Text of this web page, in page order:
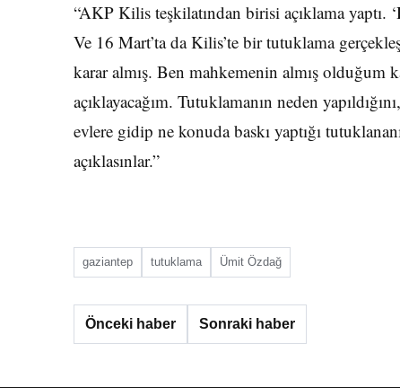
“AKP Kilis teşkilatından birisi açıklama
Ve 16 Mart’ta da Kilis’te bir tutuklama
karar almış. Ben mahkemenin almış olduğum
açıklayacağım. Tutuklamanın neden
evlere gidip ne konuda baskı yaptığı
açıklasınlar.”
gaziantep tutuklama Ümit Özdağ
Önceki haber Sonraki haber